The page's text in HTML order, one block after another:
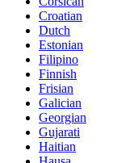
Croatian
Dutch
Estonian
Filipino
Finnish
Frisian
Galician
Georgian
Gujarati
Haitian